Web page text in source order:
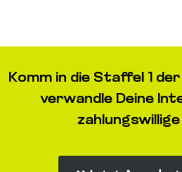
Komm in die Staffel 1
verwandle Deine
zahlungswillige